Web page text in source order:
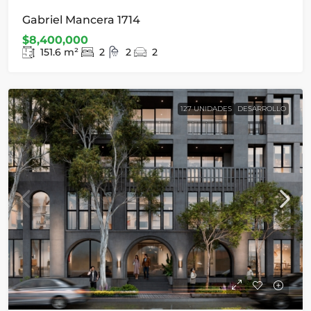
Gabriel Mancera 1714
$8,400,000
151.6 m² 2 2 2
127 UNIDADES DESARROLLO